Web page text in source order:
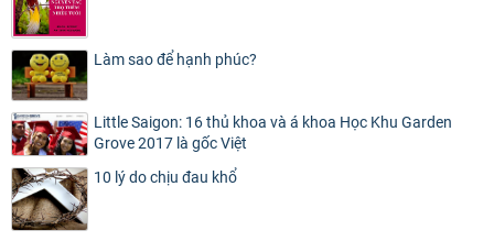
Làm sao để hạnh phúc?
Little Saigon: 16 thủ khoa và á khoa Học Khu Garden
Grove 2017 là gốc Việt
10 lý do chịu đau khổ